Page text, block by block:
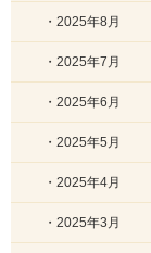
・2025年8月
・2025年7月
・2025年6月
・2025年5月
・2025年4月
・2025年3月